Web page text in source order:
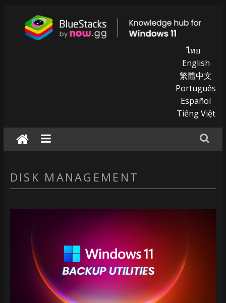
content
for
windows
11
ไทย
English
繁體中文
Português
Español
Tiếng Việt
DISK MANAGEMENT